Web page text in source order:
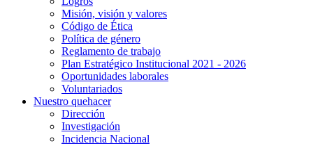
Misión, visión y valores
Código de Ética
Política de género
Reglamento de trabajo
Plan Estratégico Institucional 2021 - 2026
Oportunidades laborales
Voluntariados
Nuestro quehacer
Dirección
Investigación
Incidencia Nacional